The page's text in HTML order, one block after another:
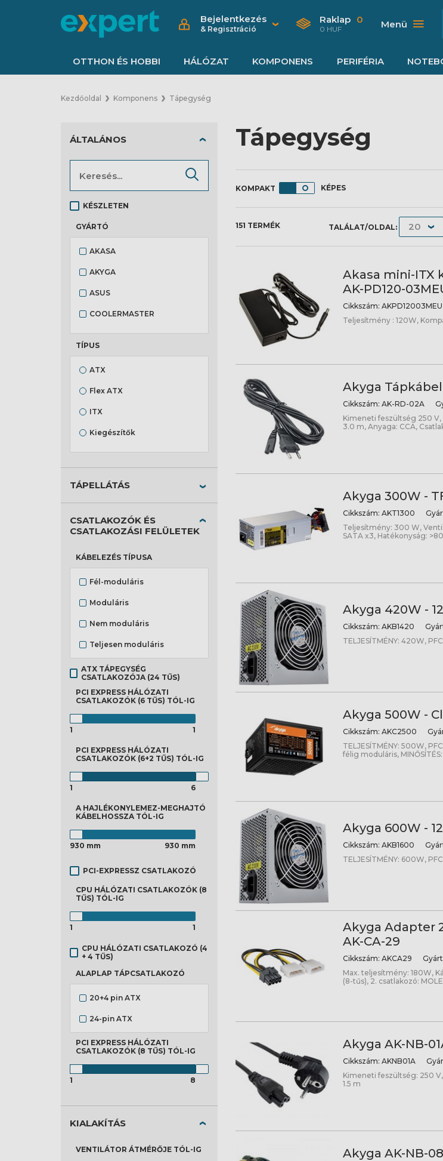
Bejelentkezés
& Regisztráció
Raklap 0
0 HUF Menü
OTTHON ÉS HOBBI HÁLÓZAT KOMPONENS PERIFÉRIA
Kezdőoldal Komponens Tápegység
Tápegység
KÉPES
151 TERMÉK TALÁLAT/OLDAL:
Akasa mini-ITX
AK-PD120-
Cikkszám: AKPD12003MEU
Teljesítmény : 120W,
Akyga
Cikkszám: AK-RD-02A
Kimeneti feszültség 250 V,
3.0 m, Anyaga: CCA,
Akyga 300W -
Cikkszám: AKT1300
Teljesítmény: 300 W,
SATA x3, Hatékonyság:
Akyga 420W -
Cikkszám: AKB1420
TELJESÍTMÉNY: 420W,
Akyga 500W -
Cikkszám: AKC2500
TELJESÍTMÉNY: 500W,
félig moduláris,
Akyga 600W -
Cikkszám: AKB1600
TELJESÍTMÉNY: 600W,
Akyga Adapter
AK-CA-29
Cikkszám: AKCA29
Max. teljesítmény: 180W,
(8-tűs), 2. csatlakozó:
Akyga AK-NB-
Cikkszám: AKNB01A
Kimeneti feszültség: 250
1.5 m
Akyga AK-NB-
ÁLTALÁNOS
KÉSZLETEN
GYÁRTÓ
AKASA
AKYGA
ASUS
COOLERMASTER
DEEPCOOL
FSP
ZALMAN
TÍPUS
ATX
Flex ATX
ITX
Kiegészítők
SFX
TÁPELLÁTÁS
CSATLAKOZÓK ÉS
CSATLAKOZÁSI FELÜLETEK
KÁBELEZÉS TÍPUSA
Fél-moduláris
Moduláris
Nem moduláris
Teljesen moduláris
ATX TÁPEGYSÉG
CSATLAKOZÓJA (24 TŰS)
PCI EXPRESS HÁLÓZATI
CSATLAKOZÓK (6 TŰS) TÓL-IG
1 1
PCI EXPRESS HÁLÓZATI
CSATLAKOZÓK (6+2 TŰS) TÓL-IG
1 6
A HAJLÉKONYLEMEZ-MEGHAJTÓ
KÁBELHOSSZA TÓL-IG
930 mm 930 mm
PCI-EXPRESSZ CSATLAKOZÓ
CPU HÁLÓZATI CSATLAKOZÓK (8
TŰS) TÓL-IG
1 1
CPU HÁLÓZATI CSATLAKOZÓ (4
+ 4 TŰS)
ALAPLAP TÁPCSATLAKOZÓ
20+4 pin ATX
24-pin ATX
PCI EXPRESS HÁLÓZATI
CSATLAKOZÓK (8 TŰS) TÓL-IG
1 8
KIALAKÍTÁS
VENTILÁTOR ÁTMÉRŐJE TÓL-IG